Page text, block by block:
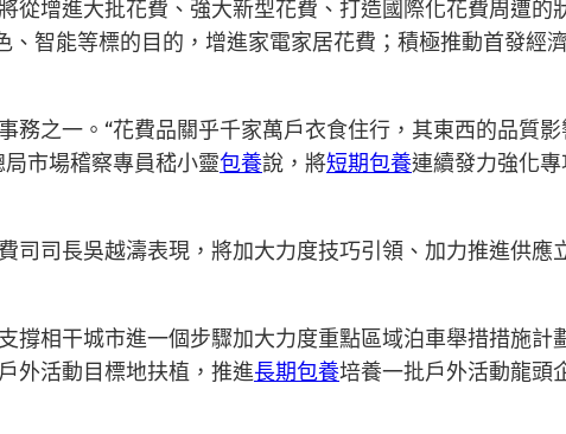
從增進大批花費、強大新型花費、打造國際化花費周遭
、智能等標的目的，增進家電家居花費；積極推動首發經
務之一。“花費品關乎千家萬戶衣食住行，其東西的品質影
市場稽察專員嵇小靈包養說，將短期包養連續發力強化
司司長吳越濤表現，將加大力度技巧引領、加力推進供
撐相干城市進一個步驟加大力度重點區域泊車舉措措施
外活動目標地扶植，推進長期包養培養一批戶外活動龍頭